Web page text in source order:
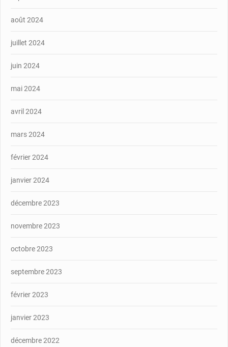
août 2024
juillet 2024
juin 2024
mai 2024
avril 2024
mars 2024
février 2024
janvier 2024
décembre 2023
novembre 2023
octobre 2023
septembre 2023
février 2023
janvier 2023
décembre 2022